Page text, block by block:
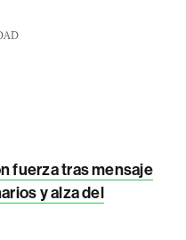
fuerza tras mensaje
y alza del